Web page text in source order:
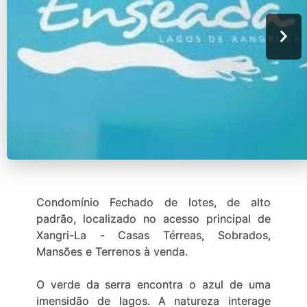
Condomínio Fechado de lotes, de alto
padrão, localizado no acesso principal de
Xangri-La - Casas Térreas, Sobrados,
Mansões e Terrenos à venda.
O verde da serra encontra o azul de uma
imensidão de lagos. A natureza interage